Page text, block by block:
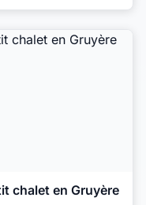
chalet en Gruyère